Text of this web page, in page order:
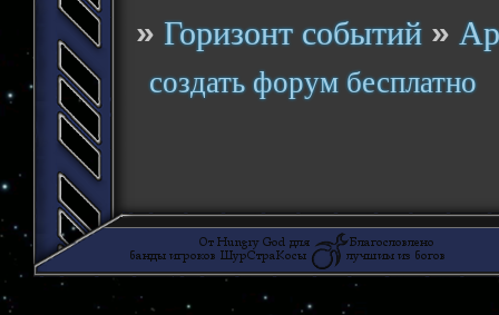
»Горизонт событий »
создать форум бесплатно